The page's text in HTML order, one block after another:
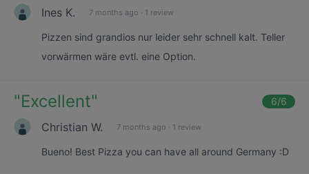
Ines K. 7 months ago · 1 review
Pizzen sind grandios nur leider sehr schnell kalt. Teller
vorwärmen wäre evtl. eine Option.
"Excellent" 6/6
Christian W. 7 months ago · 1 review
Bueno! Best Pizza you can have all around Germany :D